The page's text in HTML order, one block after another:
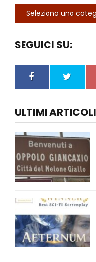
SEGUICI SU:
ULTIMI ARTICOLI